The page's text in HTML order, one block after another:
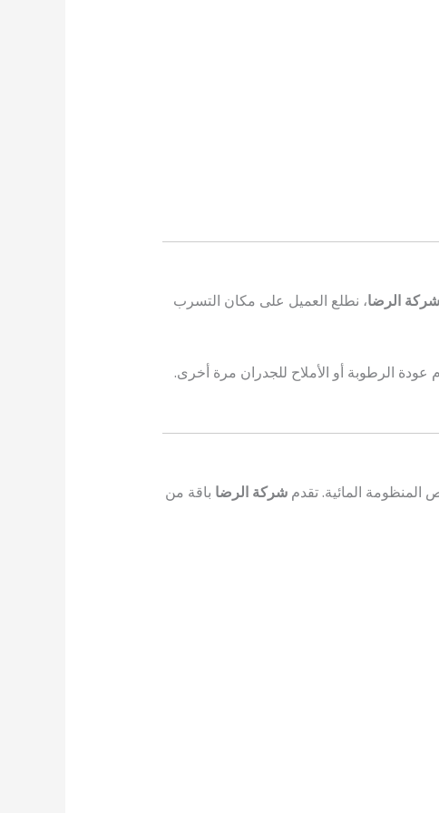
شركة الرضا، نطلع العميل على مكان التسرب
الرطوبة أو الأملاح للجدران مرة أخرى.
المنظومة المائية. تقدم شركة الرضا باقة من